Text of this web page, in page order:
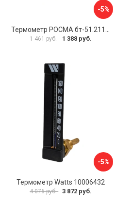
-5%
Термометр РОСМА бт-51.211 D070-00940
1 461 руб. 1 388 руб.
-5%
Термометр Watts 10006432
4 076 руб. 3 872 руб.